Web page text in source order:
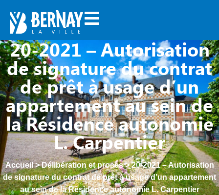
20-2021 – Autorisation
de signature du contrat
de prêt à usage d’un
appartement au sein de
la Résidence autonomie
L. Carpentier
Accueil>Délibération et procès>20-2021 – Autorisation
de signature du contrat de prêt à usage d’un appartement
au sein de la Résidence autonomie L. Carpentier